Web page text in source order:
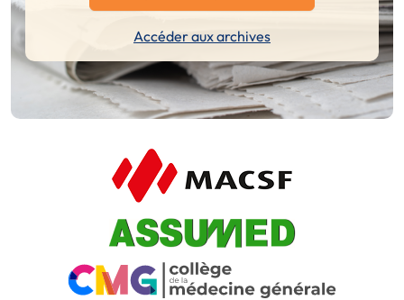
Accéder aux archives